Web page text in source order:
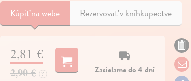
Kúpiťna webe Rezervovať v kníhkupectve
2,81 €
2,90 € ?
Zasielame do 4 dní